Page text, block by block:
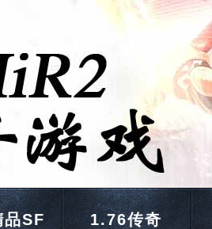
SF 1.76传奇